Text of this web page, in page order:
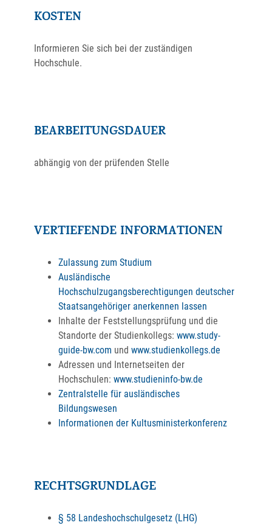
KOSTEN
Informieren Sie sich bei der zuständigen
Hochschule.
BEARBEITUNGSDAUER
abhängig von der prüfenden Stelle
VERTIEFENDE INFORMATIONEN
Zulassung zum Studium
Ausländische
Hochschulzugangsberechtigungen deutscher
Staatsangehöriger anerkennen lassen
Inhalte der Feststellungsprüfung und die
Standorte der Studienkollegs: www.study-
guide-bw.com und www.studienkollegs.de
Adressen und Internetseiten der
Hochschulen: www.studieninfo-bw.de
Zentralstelle für ausländisches
Bildungswesen
Informationen der Kultusministerkonferenz
RECHTSGRUNDLAGE
§ 58 Landeshochschulgesetz (LHG)